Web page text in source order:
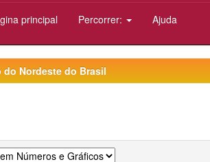
principal Percorrer: Ajuda
do Nordeste do Brasil